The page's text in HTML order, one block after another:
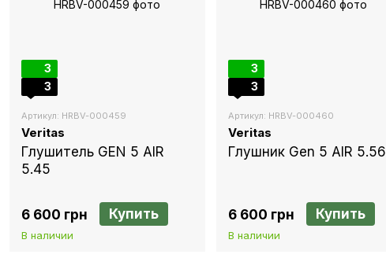
3
3
Артикул: HRBV-000459
Veritas
Глушитель GEN 5 AIR
5.45
6 600 грн Купить
В наличии
3
3
Артикул: HRBV-000460
Veritas
Глушник Gen 5 AIR 5.56
6 600 грн Купить
В наличии